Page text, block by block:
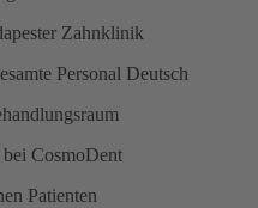
Zahnklinik
Personal Deutsch
CosmoDent
Patienten